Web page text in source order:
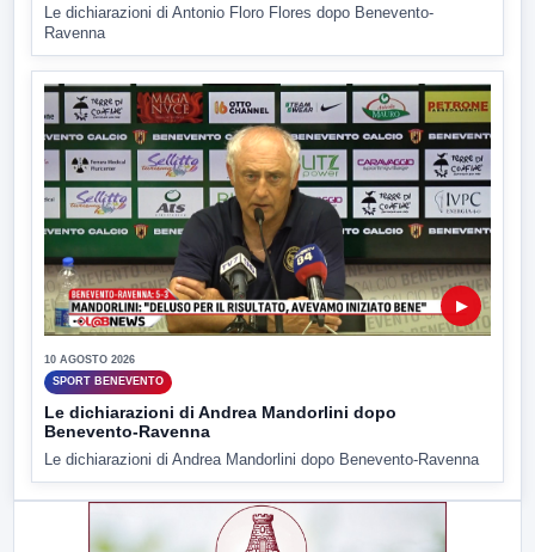
Le dichiarazioni di Antonio Floro Flores dopo Benevento-
Ravenna
▶
10 AGOSTO 2026
SPORT BENEVENTO
Le dichiarazioni di Andrea Mandorlini dopo
Benevento-Ravenna
Le dichiarazioni di Andrea Mandorlini dopo Benevento-Ravenna